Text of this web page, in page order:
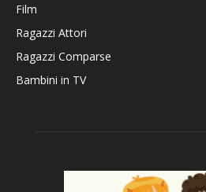
Film
Ragazzi Attori
Ragazzi Comparse
Bambini in TV